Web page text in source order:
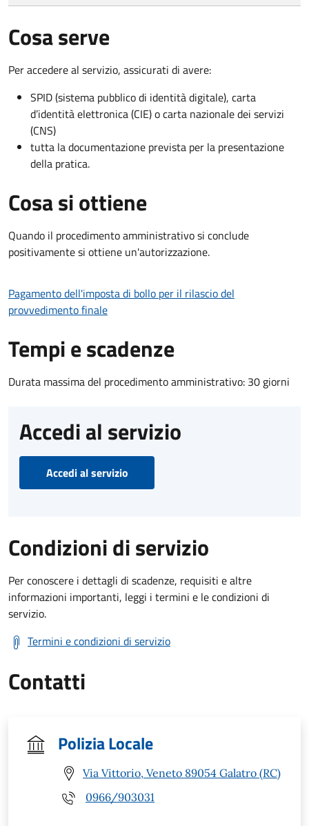
Cosa serve
Per accedere al servizio, assicurati di avere:
SPID (sistema pubblico di identità digitale), carta
d’identità elettronica (CIE) o carta nazionale dei servizi
(CNS)
tutta la documentazione prevista per la presentazione
della pratica.
Cosa si ottiene
Quando il procedimento amministrativo si conclude
positivamente si ottiene un'autorizzazione.
Pagamento dell'imposta di bollo per il rilascio del
provvedimento finale
Tempi e scadenze
Durata massima del procedimento amministrativo: 30 giorni
Accedi al servizio
Accedi al servizio
Condizioni di servizio
Per conoscere i dettagli di scadenze, requisiti e altre
informazioni importanti, leggi i termini e le condizioni di
servizio.
Termini e condizioni di servizio
Contatti
Polizia Locale
Via Vittorio, Veneto 89054 Galatro (RC)
0966/903031